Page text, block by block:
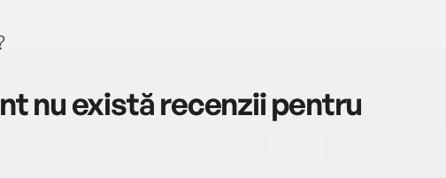
nu există recenzii pentru